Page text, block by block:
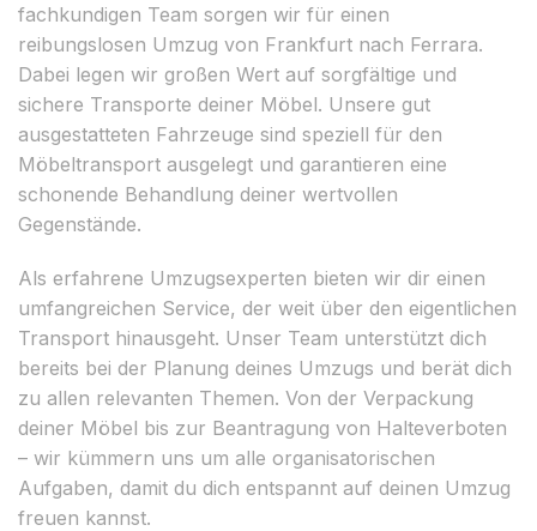
fachkundigen Team sorgen wir für einen
reibungslosen Umzug von Frankfurt nach Ferrara.
Dabei legen wir großen Wert auf sorgfältige und
sichere Transporte deiner Möbel. Unsere gut
ausgestatteten Fahrzeuge sind speziell für den
Möbeltransport ausgelegt und garantieren eine
schonende Behandlung deiner wertvollen
Gegenstände.
Als erfahrene Umzugsexperten bieten wir dir einen
umfangreichen Service, der weit über den eigentlichen
Transport hinausgeht. Unser Team unterstützt dich
bereits bei der Planung deines Umzugs und berät dich
zu allen relevanten Themen. Von der Verpackung
deiner Möbel bis zur Beantragung von Halteverboten
– wir kümmern uns um alle organisatorischen
Aufgaben, damit du dich entspannt auf deinen Umzug
freuen kannst.